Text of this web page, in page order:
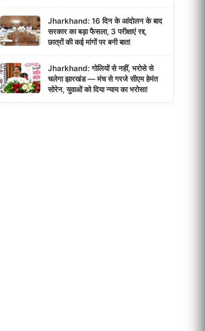
Jharkhand: 16 दिन के आंदोलन के बाद
सरकार का बड़ा फैसला, 3 परीक्षाएं रद्द,
छात्रों की कई मांगों पर बनी बात!
Jharkhand: गोलियों से नहीं, भरोसे से
चलेगा झारखंड — मंच से गरजे सीएम हेमंत
सोरेन, युवाओं को दिया न्याय का भरोसा!